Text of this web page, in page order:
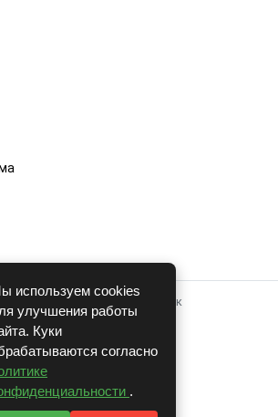
на системе для авторазборок
CARRO.БИЗНЕС
Полная версия
© COPYRIGHT 2026 г.
v1.1.24
используем cookies
улучшения работы
Куки
согласно
.